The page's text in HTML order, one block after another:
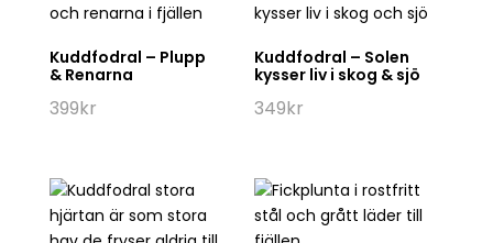
Kuddfodral – Plupp
& Renarna
399kr
Kuddfodral – Solen
kysser liv i skog & sjö
349kr